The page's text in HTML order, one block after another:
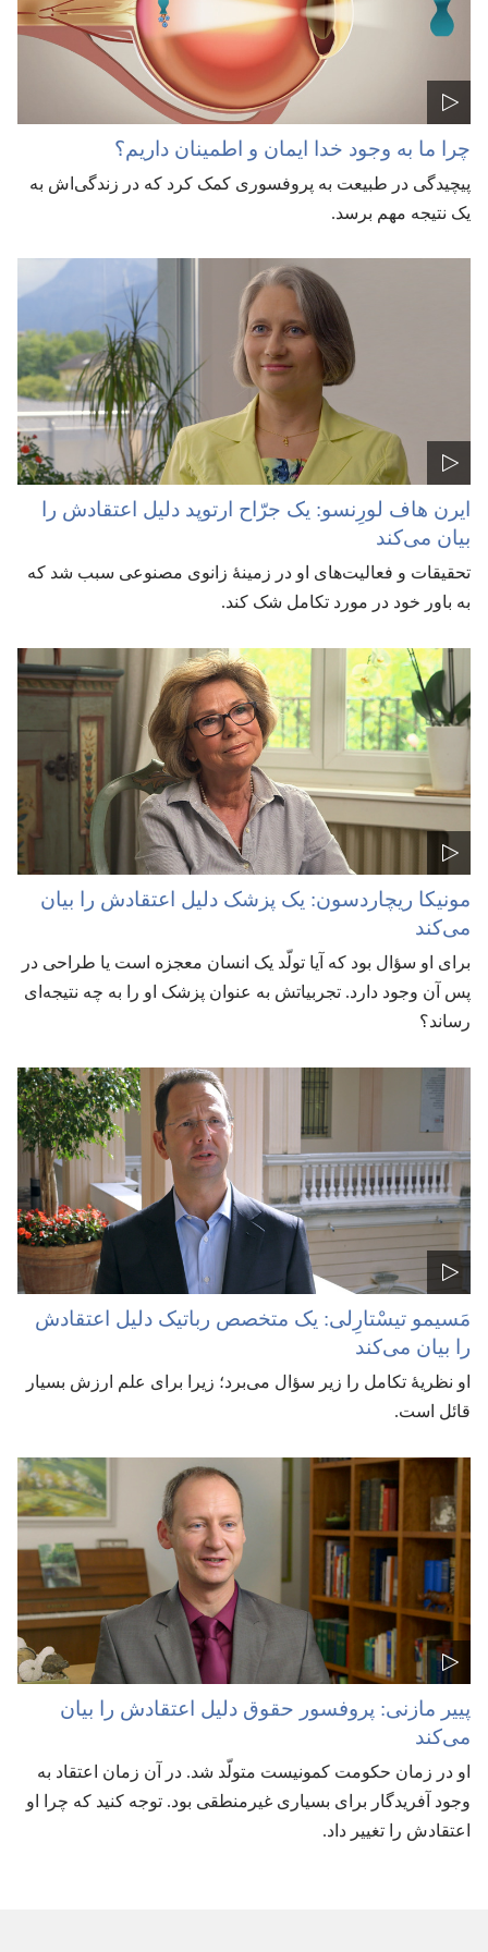
چرا ما به وجود خدا ایمان و اطمینان داریم؟‏
پیچیدگی در طبیعت به پروفسوری کمک کرد که در زندگی‌اش به
یک نتیجه مهم برسد.‏
ایرن هاف لورِنسو:‏ یک جرّاح ارتوپد دلیل اعتقادش را
بیان می‌کند
تحقیقات و فعالیت‌های او در زمینهٔ زانوی مصنوعی سبب شد که
به باور خود در مورد تکامل شک کند.‏
مونیکا ریچاردسون:‏ یک پزشک دلیل اعتقادش را بیان
می‌کند
برای او سؤال بود که آیا تولّد یک انسان معجزه است یا طراحی در
پس آن وجود دارد.‏ تجربیاتش به عنوان پزشک او را به چه نتیجه‌ای
رساند؟‏
مَسیمو تیسْتارِلی:‏ یک متخصص رباتیک دلیل اعتقادش
را بیان می‌کند
او نظریهٔ تکامل را زیر سؤال می‌برد؛‏ زیرا برای علم ارزش بسیار
قائل است.‏
پییر مازنی:‏ پروفسور حقوق دلیل اعتقادش را بیان
می‌کند
او در زمان حکومت کمونیست متولّد شد.‏ در آن زمان اعتقاد به
وجود آفریدگار برای بسیاری غیرمنطقی بود.‏ توجه کنید که چرا او
اعتقادش را تغییر داد.‏